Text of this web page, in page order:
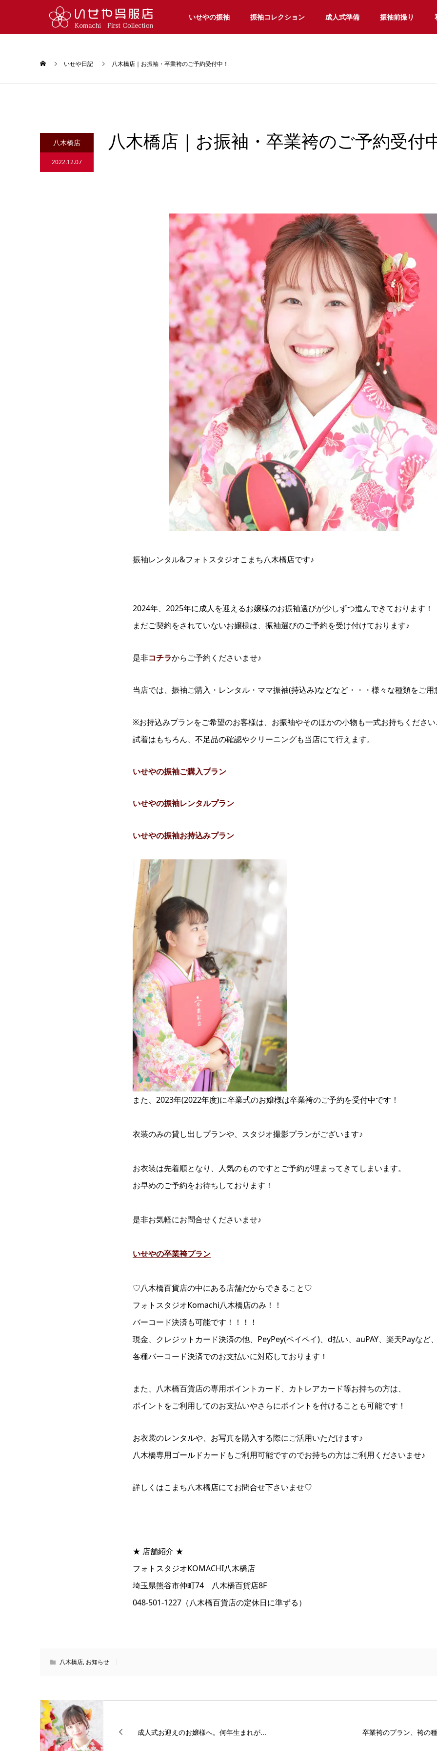
いせやの振袖 振袖コレクション 成人式準備 振袖前撮り
いせや日記 八木橋店｜お振袖・卒業袴のご予約受付中！
八木橋店
2022.12.07
八木橋店｜お振袖・卒業袴のご予約受付
振袖レンタル&フォトスタジオこまち八木橋店です♪
2024年、2025年に成人を迎えるお嬢様のお振袖選びが少しずつ進んできております！
まだご契約をされていないお嬢様は、振袖選びのご予約を受け付けております♪
是非コチラからご予約くださいませ♪
当店では、振袖ご購入・レンタル・ママ振袖(持込み)などなど・・・様々な種類をご用
※お持込みプランをご希望のお客様は、お振袖やそのほかの小物も一式お持ちください
試着はもちろん、不足品の確認やクリーニングも当店にて行えます。
いせやの振袖ご購入プラン
いせやの振袖レンタルプラン
いせやの振袖お持込みプラン
また、2023年(2022年度)に卒業式のお嬢様は卒業袴のご予約を受付中です！
衣装のみの貸し出しプランや、スタジオ撮影プランがございます♪
お衣装は先着順となり、人気のものですとご予約が埋まってきてしまいます。
お早めのご予約をお待ちしております！
是非お気軽にお問合せくださいませ♪
いせやの卒業袴プラン
♡八木橋百貨店の中にある店舗だからできること♡
フォトスタジオKomachi八木橋店のみ！！
バーコード決済も可能です！！！！
現金、クレジットカード決済の他、PeyPey(ペイペイ)、d払い、auPAY、楽天Payなど、
各種バーコード決済でのお支払いに対応しております！
また、八木橋百貨店の専用ポイントカード、カトレアカード等お持ちの方は、
ポイントをご利用してのお支払いやさらにポイントを付けることも可能です！
お衣裳のレンタルや、お写真を購入する際にご活用いただけます♪
八木橋専用ゴールドカードもご利用可能ですのでお持ちの方はご利用くださいませ♪
詳しくはこまち八木橋店にてお問合せ下さいませ♡
★ 店舗紹介 ★
フォトスタジオKOMACHI八木橋店
埼玉県熊谷市仲町74 八木橋百貨店8F
048-501-1227（八木橋百貨店の定休日に準ずる）
八木橋店, お知らせ
成人式お迎えのお嬢様へ。何年生まれが... 卒業袴のプラン、袴の